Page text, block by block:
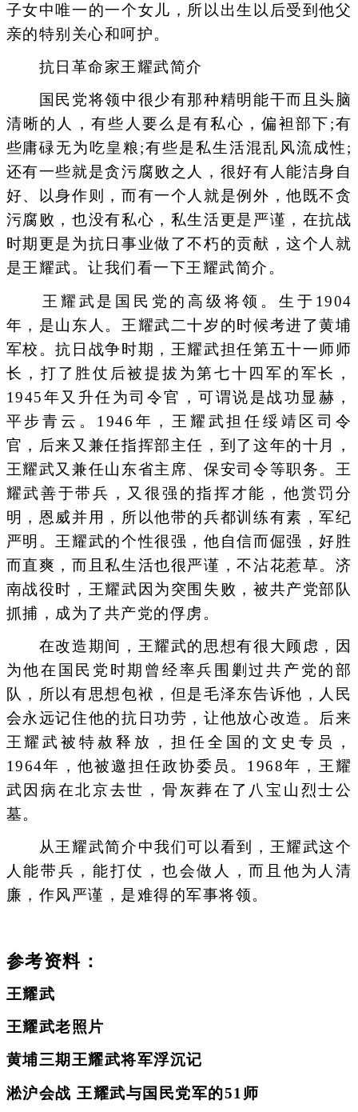
子女中唯一的一个女儿，所以出生以后受到他父
亲的特别关心和呵护。
抗日革命家王耀武简介
国民党将领中很少有那种精明能干而且头脑
清晰的人，有些人要么是有私心，偏袒部下;有
些庸碌无为吃皇粮;有些是私生活混乱风流成性;
还有一些就是贪污腐败之人，很好有人能洁身自
好、以身作则，而有一个人就是例外，他既不贪
污腐败，也没有私心，私生活更是严谨，在抗战
时期更是为抗日事业做了不朽的贡献，这个人就
是王耀武。让我们看一下王耀武简介。
王耀武是国民党的高级将领。生于1904
年，是山东人。王耀武二十岁的时候考进了黄埔
军校。抗日战争时期，王耀武担任第五十一师师
长，打了胜仗后被提拔为第七十四军的军长，
1945年又升任为司令官，可谓说是战功显赫，
平步青云。1946年，王耀武担任绥靖区司令
官，后来又兼任指挥部主任，到了这年的十月，
王耀武又兼任山东省主席、保安司令等职务。王
耀武善于带兵，又很强的指挥才能，他赏罚分
明，恩威并用，所以他带的兵都训练有素，军纪
严明。王耀武的个性很强，他自信而倔强，好胜
而直爽，而且私生活也很严谨，不沾花惹草。济
南战役时，王耀武因为突围失败，被共产党部队
抓捕，成为了共产党的俘虏。
在改造期间，王耀武的思想有很大顾虑，因
为他在国民党时期曾经率兵围剿过共产党的部
队，所以有思想包袱，但是毛泽东告诉他，人民
会永远记住他的抗日功劳，让他放心改造。后来
王耀武被特赦释放，担任全国的文史专员，
1964年，他被邀担任政协委员。1968年，王耀
武因病在北京去世，骨灰葬在了八宝山烈士公
墓。
从王耀武简介中我们可以看到，王耀武这个
人能带兵，能打仗，也会做人，而且他为人清
廉，作风严谨，是难得的军事将领。
参考资料：
王耀武
王耀武老照片
黄埔三期王耀武将军浮沉记
淞沪会战 王耀武与国民党军的51师